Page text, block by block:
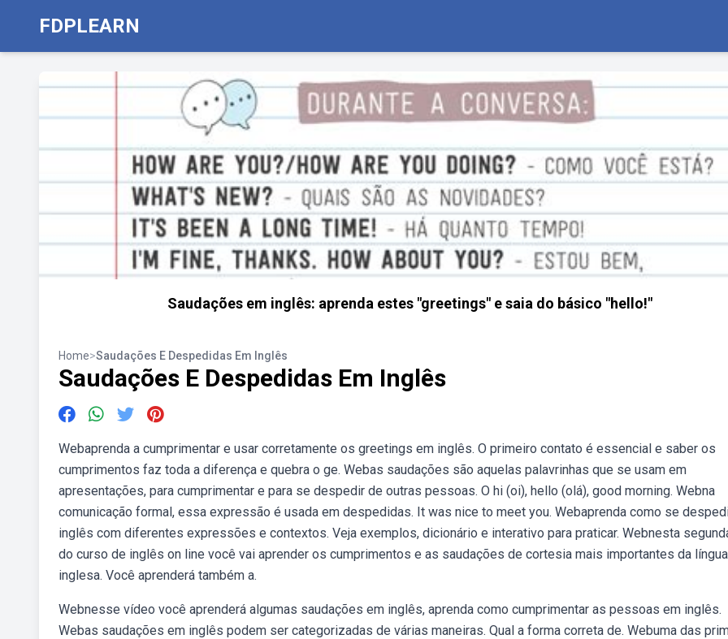
FDPLEARN
Saudações em inglês: aprenda estes "greetings" e saia do básico "hello!"
Home>Saudações E Despedidas Em Inglês
Saudações E Despedidas Em Inglês
Webaprenda a cumprimentar e usar corretamente os greetings em inglês. O primeiro contato é essencial e saber os
cumprimentos faz toda a diferença e quebra o ge. Webas saudações são aquelas palavrinhas que se usam em
apresentações, para cumprimentar e para se despedir de outras pessoas. O hi (oi), hello (olá), good morning. Webna
comunicação formal, essa expressão é usada em despedidas. It was nice to meet you. Webaprenda como se
inglês com diferentes expressões e contextos. Veja exemplos, dicionário e interativo para praticar. Webnesta
do curso de inglês on line você vai aprender os cumprimentos e as saudações de cortesia mais importantes da língua
inglesa. Você aprenderá também a.
Webnesse vídeo você aprenderá algumas saudações em inglês, aprenda como cumprimentar as pessoas em inglês.
Webas saudações em inglês podem ser categorizadas de várias maneiras. Qual a forma correta de. Webuma das